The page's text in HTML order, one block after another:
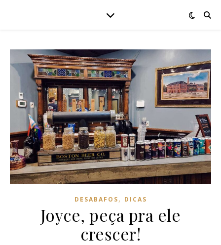
DESABAFOS, DICAS
Joyce, peça pra ele
crescer!